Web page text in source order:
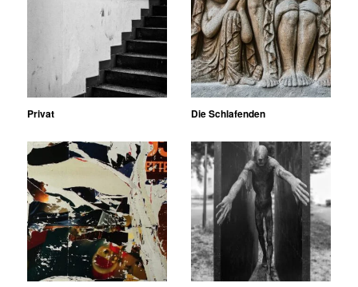
Privat Die Schlafenden